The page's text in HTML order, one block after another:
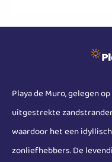
Playa de Muro, gelegen
uitgestrekte
waardoor het een
zonliefhebbers. De